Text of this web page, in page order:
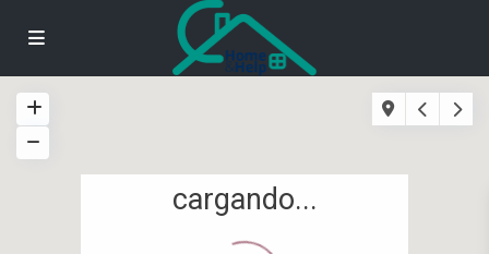
cargando...